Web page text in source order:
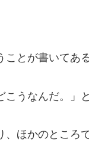
ことが書いてあ
こうなんだ。」と
、ほかのところ